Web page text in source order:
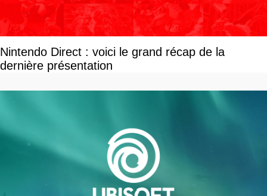
Nintendo Direct : voici le grand récap de la
dernière présentation